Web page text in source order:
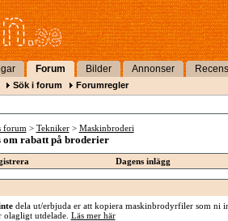
Forum Bilder Annonser
Sök i forum Forumregler
forum > Tekniker > Maskinbroderi
om rabatt på broderier
Dagens inlägg
dela ut/erbjuda er att kopiera maskinbrodyrfiler som ni
olagligt utdelade. Läs mer här